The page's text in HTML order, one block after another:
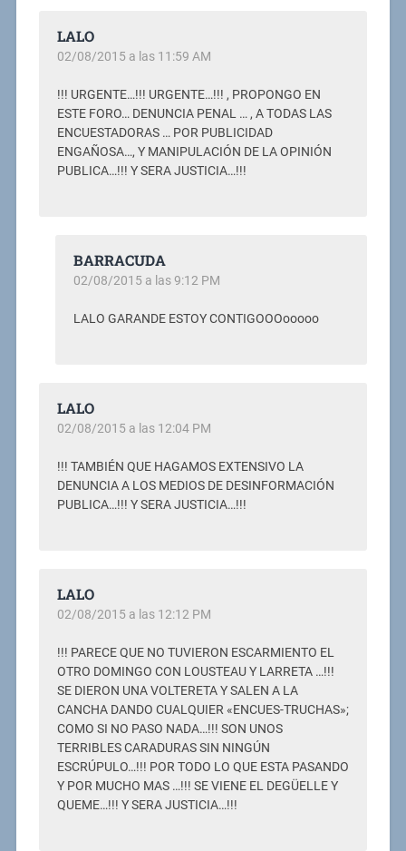
LALO
02/08/2015 a las 11:59 AM
!!! URGENTE…!!! URGENTE…!!! , PROPONGO EN
ESTE FORO… DENUNCIA PENAL … , A TODAS LAS
ENCUESTADORAS … POR PUBLICIDAD
ENGAÑOSA…, Y MANIPULACIÓN DE LA OPINIÓN
PUBLICA…!!! Y SERA JUSTICIA…!!!
BARRACUDA
02/08/2015 a las 9:12 PM
LALO GARANDE ESTOY CONTIGOOOooooo
LALO
02/08/2015 a las 12:04 PM
!!! TAMBIÉN QUE HAGAMOS EXTENSIVO LA
DENUNCIA A LOS MEDIOS DE DESINFORMACIÓN
PUBLICA…!!! Y SERA JUSTICIA…!!!
LALO
02/08/2015 a las 12:12 PM
!!! PARECE QUE NO TUVIERON ESCARMIENTO EL
OTRO DOMINGO CON LOUSTEAU Y LARRETA …!!!
SE DIERON UNA VOLTERETA Y SALEN A LA
CANCHA DANDO CUALQUIER «ENCUES-TRUCHAS»;
COMO SI NO PASO NADA…!!! SON UNOS
TERRIBLES CARADURAS SIN NINGÚN
ESCRÚPULO…!!! POR TODO LO QUE ESTA PASANDO
Y POR MUCHO MAS …!!! SE VIENE EL DEGÜELLE Y
QUEME…!!! Y SERA JUSTICIA…!!!